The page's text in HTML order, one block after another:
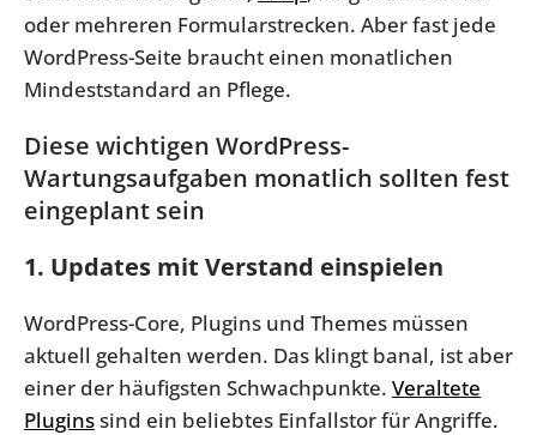
oder mehreren Formularstrecken. Aber fast jede
WordPress-Seite braucht einen monatlichen
Mindeststandard an Pflege.
Diese wichtigen WordPress-
Wartungsaufgaben monatlich sollten fest
eingeplant sein
1. Updates mit Verstand einspielen
WordPress-Core, Plugins und Themes müssen
aktuell gehalten werden. Das klingt banal, ist aber
einer der häufigsten Schwachpunkte. Veraltete
Pluginssind ein beliebtes Einfallstor für Angriffe.